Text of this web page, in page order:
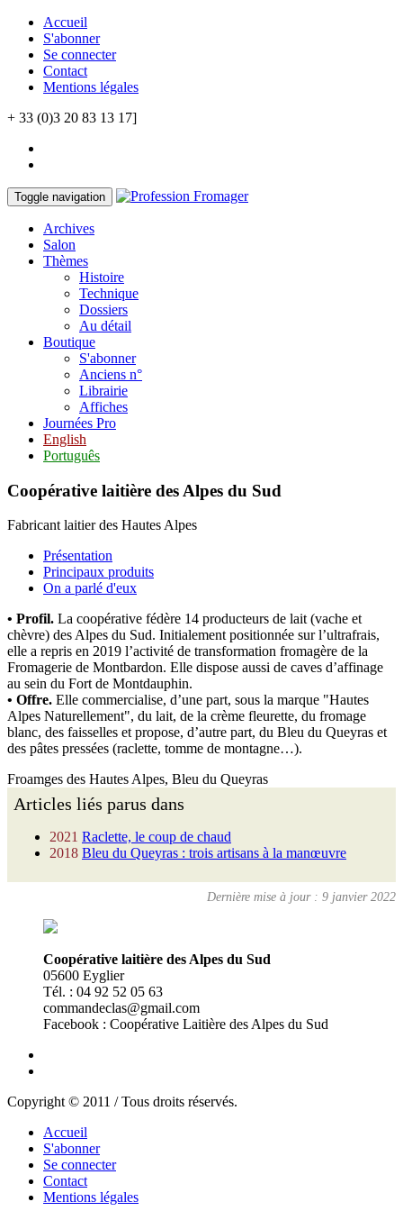
Accueil
S'abonner
Se connecter
Contact
Mentions légales
+ 33 (0)3 20 83 13 17]
Toggle navigation
Archives
Salon
Thèmes
Histoire
Technique
Dossiers
Au détail
Boutique
S'abonner
Anciens n°
Librairie
Affiches
Journées Pro
English
Português
Coopérative laitière des Alpes du Sud
Fabricant laitier des Hautes Alpes
Présentation
Principaux produits
On a parlé d'eux
• Profil. La coopérative fédère 14 producteurs de lait (vache et
chèvre) des Alpes du Sud. Initialement positionnée sur l’ultrafrais,
elle a repris en 2019 l’activité de transformation fromagère de la
Fromagerie de Montbardon. Elle dispose aussi de caves d’affinage
au sein du Fort de Montdauphin.
• Offre. Elle commercialise, d’une part, sous la marque "Hautes
Alpes Naturellement", du lait, de la crème fleurette, du fromage
blanc, des faisselles et propose, d’autre part, du Bleu du Queyras et
des pâtes pressées (raclette, tomme de montagne…).
Froamges des Hautes Alpes, Bleu du Queyras
Articles liés parus dans
2021 Raclette, le coup de chaud
2018 Bleu du Queyras : trois artisans à la manœuvre
Dernière mise à jour : 9 janvier 2022
Coopérative laitière des Alpes du Sud
05600 Eyglier
Tél. : 04 92 52 05 63
commandeclas@gmail.com
Facebook : Coopérative Laitière des Alpes du Sud
Copyright © 2011 / Tous droits réservés.
Accueil
S'abonner
Se connecter
Contact
Mentions légales